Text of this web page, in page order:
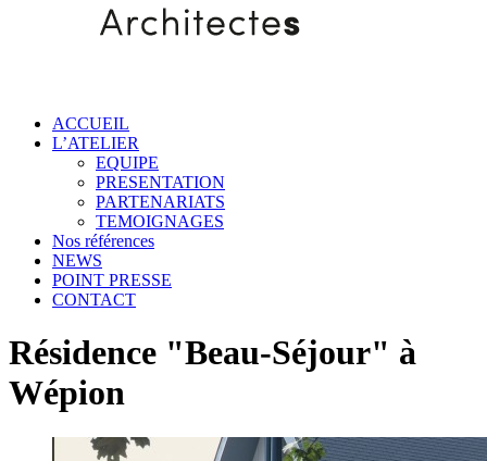
ACCUEIL
L’ATELIER
EQUIPE
PRESENTATION
PARTENARIATS
TEMOIGNAGES
Nos références
NEWS
POINT PRESSE
CONTACT
Résidence "Beau-Séjour" à
Wépion